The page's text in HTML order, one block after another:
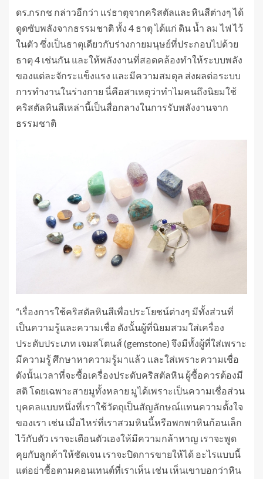
ดร.กรกช กล่าวอีกว่า แร่ธาตุจากคริสตัลและหินสีต่างๆ ได้
ดูดซับพลังจากธรรมชาติ ทั้ง 4 ธาตุ ได้แก่ ดิน น้ำ ลม ไฟ ไว้
ในตัว ซึ่งเป็นธาตุเดียวกับร่างกายมนุษย์ที่ประกอบไปด้วย
ธาตุ 4 เช่นกัน และให้พลังงานที่สอดคล้องทำให้ระบบพลัง
ของแต่ละจักระแข็งแรง และมีความสมดุล ส่งผลต่อระบบ
การทำงานในร่างกาย นี่คือสาเหตุว่าทำไมคนถึงนิยมใช้
คริสตัลหินสีเหล่านี้เป็นสื่อกลางในการรับพลังงานจาก
ธรรมชาติ
“เรื่องการใช้คริสตัลหินสีเพื่อประโยชน์ต่างๆ มีทั้งส่วนที่
เป็นความรู้และความเชื่อ ดังนั้นผู้ที่นิยมสวมใส่เครื่อง
ประดับประเภท เจมสโตนส์ (gemstone) จึงมีทั้งผู้ที่ใส่เพราะ
มีความรู้ ศึกษาหาความรู้มาแล้ว และใส่เพราะความเชื่อ
ดังนั้นเวลาที่จะซื้อเครื่องประดับคริสตัลหิน ผู้ซื้อควรต้องมี
สติ โดยเฉพาะสายมูทั้งหลาย มูได้เพราะเป็นความเชื่อส่วน
บุคคลแบบหนึ่งที่เราใช้วัตถุเป็นสัญลักษณ์แทนความตั้งใจ
ของเรา เช่น เมื่อไหร่ที่เราสวมหินนี้หรือพกพาหินก้อนเล็ก
ไว้กับตัว เราจะเตือนตัวเองให้มีความกล้าหาญ เราจะพูด
คุยกับลูกค้าให้ชัดเจน เราจะปิดการขายให้ได้ อะไรแบบนี้
แต่อย่าซื้อตามคอนเทนต์ที่เราเห็น เช่น เห็นเขาบอกว่าหิน